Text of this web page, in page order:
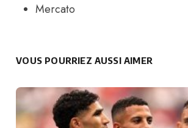
Mercato
VOUS POURRIEZ AUSSI AIMER